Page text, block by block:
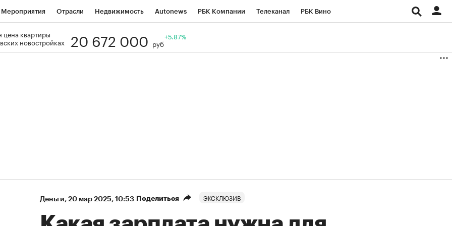
Мероприятия Отрасли Недвижимость Autonews РБК Компании Телеканал РБК Вино
Визионеры
цена квартиры
новостройках
20 672 000 руб
+5.87%
Деньги⁠, 20 мар 2025, 10:53 Поделиться ЭКСКЛЮЗИВ